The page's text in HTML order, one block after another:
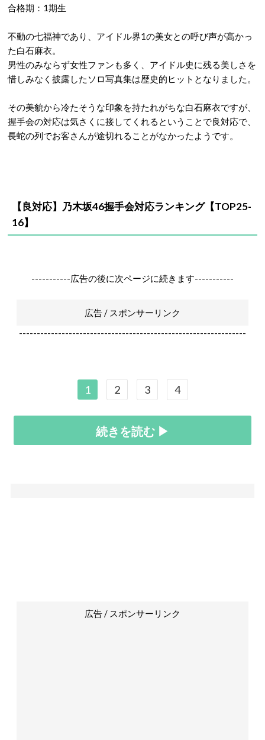
合格期：1期生
不動の七福神であり、アイドル界1の美女との呼び声が高かっ
た白石麻衣。
男性のみならず女性ファンも多く、アイドル史に残る美しさを
惜しみなく披露したソロ写真集は歴史的ヒットとなりました。
その美貌から冷たそうな印象を持たれがちな白石麻衣ですが、
握手会の対応は気さくに接してくれるということで良対応で、
長蛇の列でお客さんが途切れることがなかったようです。
【良対応】乃木坂46握手会対応ランキング【TOP25-
16】
-----------広告の後に次ページに続きます-----------
広告 / スポンサーリンク
----------------------------------------------------------------
1 2 3 4
続きを読む ▶
広告 / スポンサーリンク